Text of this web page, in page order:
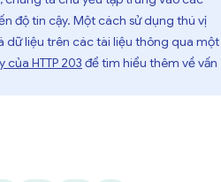
độ tin cậy. Một cách sử dụng thú vị
dữ liệu trên các tài liệu thông qua một
của HTTP 203 để tìm hiểu thêm về vấn